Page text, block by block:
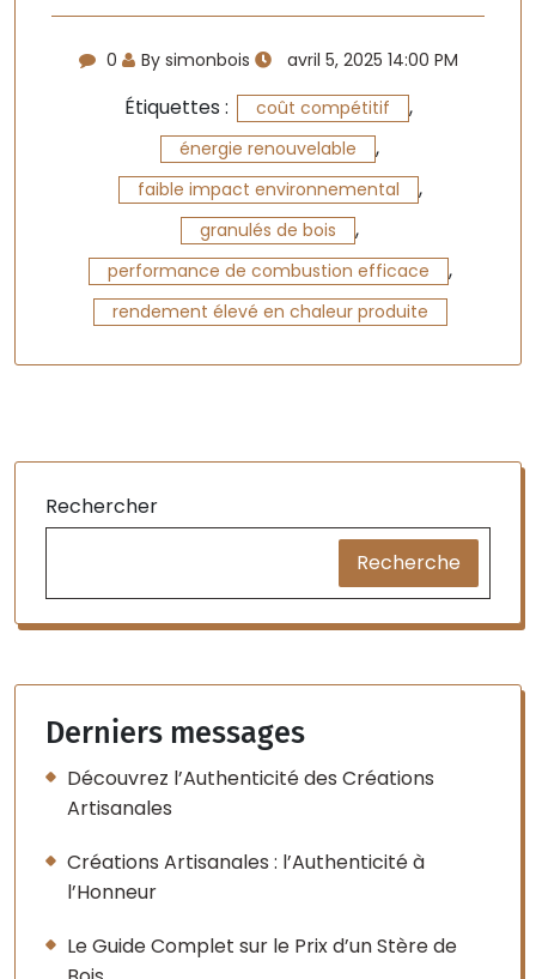
0 By simonbois avril 5, 2025 14:00 PM
Étiquettes : coût compétitif ,
énergie renouvelable ,
faible impact environnemental ,
granulés de bois ,
performance de combustion efficace ,
rendement élevé en chaleur produite
Rechercher
Recherche
Derniers messages
Découvrez l’Authenticité des Créations
Artisanales
Créations Artisanales : l’Authenticité à
l’Honneur
Le Guide Complet sur le Prix d’un Stère de